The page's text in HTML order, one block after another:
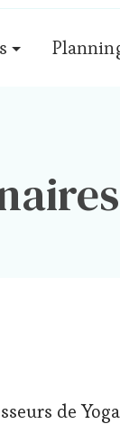
de Yoga